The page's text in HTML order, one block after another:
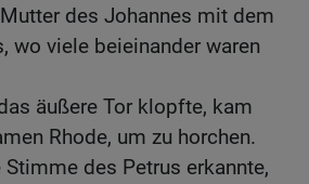
des Johannes mit dem
wo viele beieinander waren
äußere Tor klopfte, kam
Rhode, um zu horchen.
des Petrus erkannte,